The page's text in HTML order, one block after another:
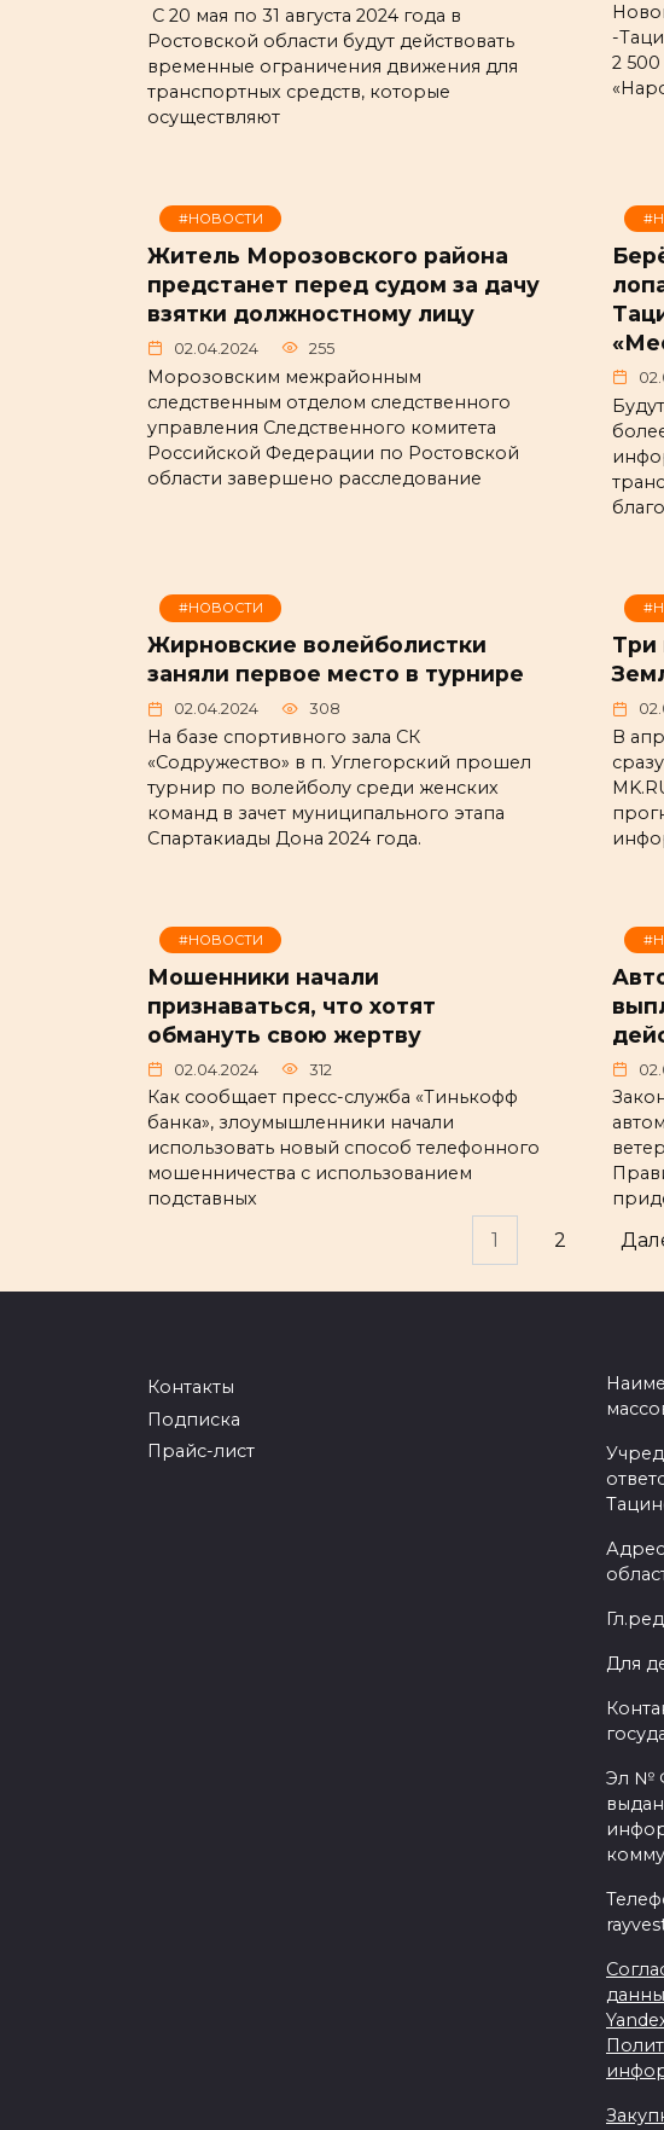
С 20 мая по 31 августа 2024 года в
Ростовской области будут действовать
временные ограничения движения для
транспортных средств, которые
осуществляют
-
2
#НОВОСТИ
Житель Морозовского района
предстанет перед судом за дачу
взятки должностному лицу
02.04.2024 255
Морозовским межрайонным
следственным отделом следственного
управления Следственного комитета
Российской Федерации по Ростовской
области завершено расследование
#НОВОСТИ
Жирновские волейболистки
заняли первое место в турнире
02.04.2024 308
На базе спортивного зала СК
«Содружество» в п. Углегорский прошел
турнир по волейболу среди женских
команд в зачет муниципального этапа
Спартакиады Дона 2024 года.
Три
В
#НОВОСТИ
Мошенники начали
признаваться, что хотят
обмануть свою жертву
02.04.2024 312
Как сообщает пресс-служба «Тинькофф
банка», злоумышленники начали
использовать новый способ телефонного
мошенничества с использованием
подставных
1 2
Контакты
Подписка
Прайс-лист
Для
Эл №